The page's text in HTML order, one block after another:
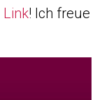
Link! Ich freue